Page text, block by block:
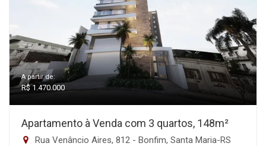
A partir de:
R$ 1.470.000
Apartamento à Venda com 3 quartos, 148m²
Rua Venâncio Aires, 812 - Bonfim, Santa Maria-RS